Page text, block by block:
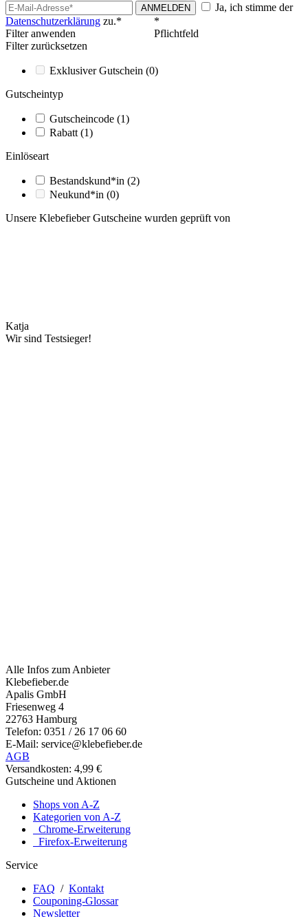
ANMELDEN
Ja, ich stimme der
Datenschutzerklärung zu.*
*
Pflichtfeld
Filter anwenden
Filter zurücksetzen
Exklusiver Gutschein (0)
Gutscheintyp
Gutscheincode (1)
Rabatt (1)
Einlöseart
Bestandskund*in (2)
Neukund*in (0)
Unsere Klebefieber Gutscheine wurden geprüft von
Katja
Wir sind Testsieger!
Alle Infos zum Anbieter
Klebefieber.de
Apalis GmbH
Friesenweg 4
22763 Hamburg
Telefon: 0351 / 26 17 06 60
E-Mail: service@klebefieber.de
AGB
Versandkosten: 4,99 €
Gutscheine und Aktionen
Shops von A-Z
Kategorien von A-Z
Chrome-Erweiterung
Firefox-Erweiterung
Service
FAQ / Kontakt
Couponing-Glossar
Newsletter